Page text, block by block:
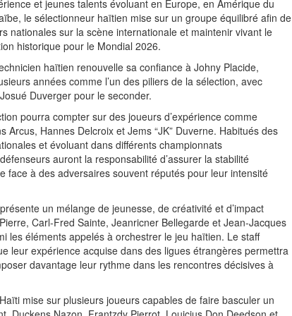
et jeunes talents évoluant en Europe, en Amérique du
le sélectionneur haïtien mise sur un groupe équilibré afin de
nationales sur la scène internationale et maintenir vivant le
historique pour le Mondial 2026.
haïtien renouvelle sa confiance à Johny Placide,
années comme l’un des piliers de la sélection, avec
Duverger pour le seconder.
pourra compter sur des joueurs d’expérience comme
Arcus, Hannes Delcroix et Jems “JK” Duverne. Habitués des
et évoluant dans différents championnats
auront la responsabilité d’assurer la stabilité
face à des adversaires souvent réputés pour leur intensité
un mélange de jeunesse, de créativité et d’impact
Carl-Fred Sainte, Jeanricner Bellegarde et Jean-Jacques
les éléments appelés à orchestrer le jeu haïtien. Le staff
leur expérience acquise dans des ligues étrangères permettra
davantage leur rythme dans les rencontres décisives à
mise sur plusieurs joueurs capables de faire basculer un